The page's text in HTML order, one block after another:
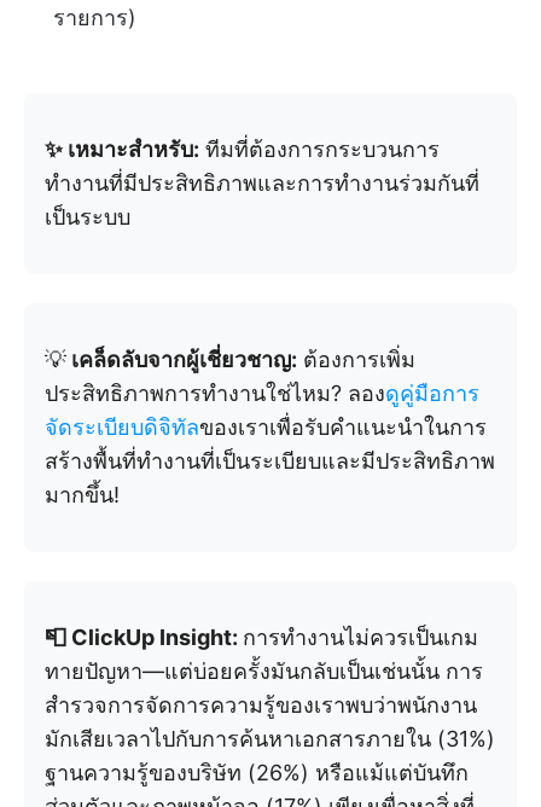
รายการ)
✨ เหมาะสำหรับ: ทีมที่ต้องการกระบวนการ
ทำงานที่มีประสิทธิภาพและการทำงานร่วมกันที่
เป็นระบบ
💡 เคล็ดลับจากผู้เชี่ยวชาญ: ต้องการเพิ่ม
ประสิทธิภาพการทำงานใช่ไหม? ลองดูคู่มือการ
จัดระเบียบดิจิทัลของเราเพื่อรับคำแนะนำในการ
สร้างพื้นที่ทำงานที่เป็นระเบียบและมีประสิทธิภาพ
มากขึ้น!
📮 ClickUp Insight: การทำงานไม่ควรเป็นเกม
ทายปัญหา—แต่บ่อยครั้งมันกลับเป็นเช่นนั้น การ
สำรวจการจัดการความรู้ของเราพบว่าพนักงาน
มักเสียเวลาไปกับการค้นหาเอกสารภายใน (31%)
ฐานความรู้ของบริษัท (26%) หรือแม้แต่บันทึก